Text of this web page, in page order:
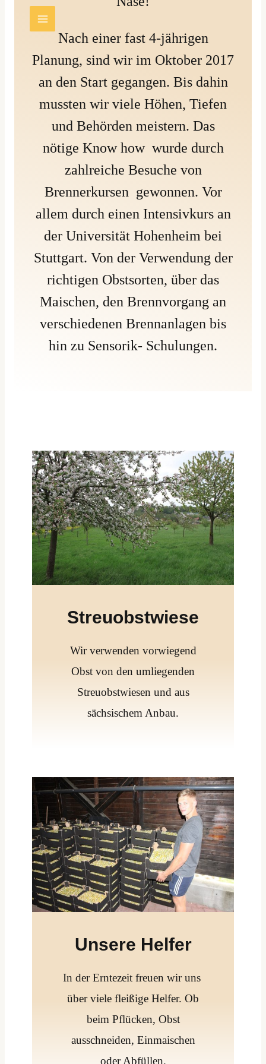
Nach einer fast 4-jährigen
Planung, sind wir im Oktober 2017
an den Start gegangen. Bis dahin
mussten wir viele Höhen, Tiefen
und Behörden meistern. Das
nötige Know how wurde durch
zahlreiche Besuche von
Brennerkursen gewonnen. Vor
allem durch einen Intensivkurs an
der Universität Hohenheim bei
Stuttgart. Von der Verwendung der
richtigen Obstsorten, über das
Maischen, den Brennvorgang an
verschiedenen Brennanlagen bis
hin zu Sensorik- Schulungen.
Streuobstwiese
Wir verwenden vorwiegend
Obst von den umliegenden
Streuobstwiesen und aus
sächsischem Anbau.
Unsere Helfer
In der Erntezeit freuen wir uns
über viele fleißige Helfer. Ob
beim Pflücken, Obst
ausschneiden, Einmaischen
oder Abfüllen.